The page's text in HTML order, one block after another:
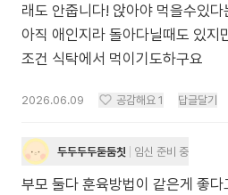
래도 안줍니다! 앉아야 먹을수있
아직 애인지라 돌아다닐때도 있지
조건 식탁에서 먹이기도하구요
2026.06.09 공감해요 1 답글달기
두두두두둗둠칫 임신 준비 중
부모 둘다 훈육방법이 같은게 좋